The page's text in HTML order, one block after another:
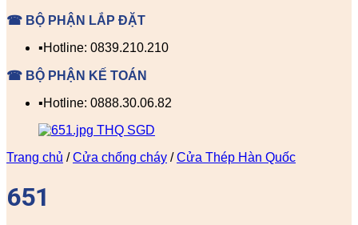
☎ BỘ PHẬN LẮP ĐẶT
▪️Hotline: 0839.210.210
☎ BỘ PHẬN KẾ TOÁN
▪️Hotline: 0888.30.06.82
Trang chủ / Cửa chống cháy / Cửa Thép Hàn Quốc
651